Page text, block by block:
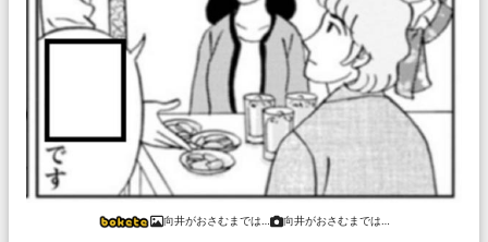
向井がおさむまでは… 向井がおさむまでは…